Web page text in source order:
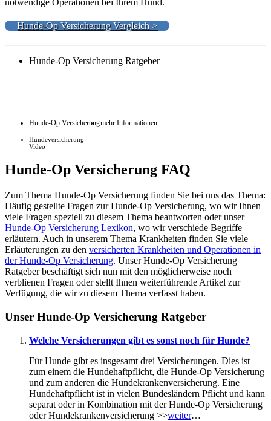
Hunde-Op Versicherung Vergleich >
Hunde-Op Versicherung Ratgeber
Hunde-Op Versicherungmehr Informationen
Hundeversicherung
Video
Hunde-Op Versicherung FAQ
Zum Thema Hunde-Op Versicherung finden Sie bei uns das Thema:
Häufig gestellte Fragen zur Hunde-Op Versicherung, wo wir Ihnen
viele Fragen speziell zu diesem Thema beantworten oder unser
Hunde-Op Versicherung Lexikon, wo wir verschiede Begriffe
erläutern. Auch in unserem Thema Krankheiten finden Sie viele
Erläuterungen zu den versicherten Krankheiten und Operationen in
der Hunde-Op Versicherung. Unser Hunde-Op Versicherung
Ratgeber beschäftigt sich nun mit den möglicherweise noch
verblienen Fragen oder stellt Ihnen weiterführende Artikel zur
Verfügung, die wir zu diesem Thema verfasst haben.
Unser Hunde-Op Versicherung Ratgeber
Welche Versicherungen gibt es sonst noch für Hunde?
Für Hunde gibt es insgesamt drei Versicherungen. Dies ist
zum einem die Hundehaftpflicht, die Hunde-Op Versicherung
und zum anderen die Hundekrankenversicherung. Eine
Hundehaftpflicht ist in vielen Bundesländern Pflicht und kann
separat oder in Kombination mit der Hunde-Op Versicherung
oder Hundekrankenversicherung >>weiter…